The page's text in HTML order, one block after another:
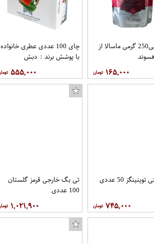
پودر چایی250 گرمی ماسالا از
۱۶۵,۰۰۰
چای 100 عددی عطری خانواده
با پوشش برند : دبش
۵۵۵,۰۰۰
50 عددی
۷۴۵,۰۰۰
تی بگ خارجی قرمز گلستان
100 عددی
۱,۰۲۱,۹۰۰